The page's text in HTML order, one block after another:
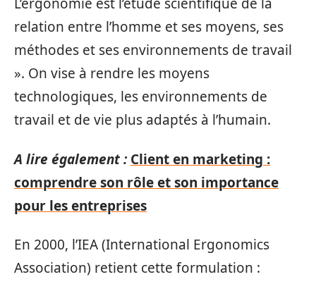
relation entre l’homme et ses moyens, ses
méthodes et ses environnements de travail
». On vise à rendre les moyens
technologiques, les environnements de
travail et de vie plus adaptés à l’humain.
A lire également : Client en marketing :
comprendre son rôle et son importance
pour les entreprises
En 2000, l’IEA (International Ergonomics
Association) retient cette formulation :